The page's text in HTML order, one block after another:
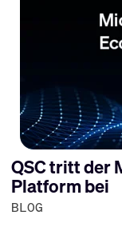
QSC tritt der
Platform bei
BLOG